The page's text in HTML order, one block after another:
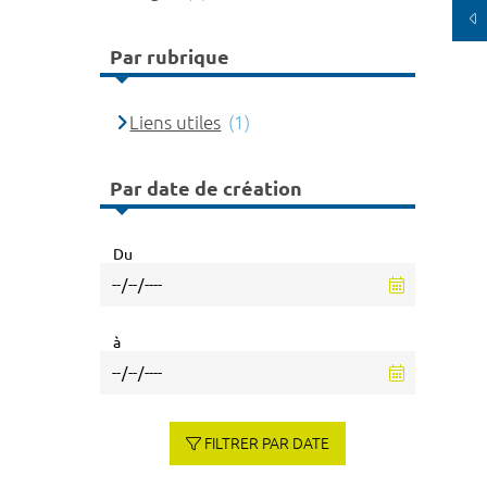
Par rubrique
Liens utiles (1)
Par date de création
Du
à
FILTRER PAR DATE